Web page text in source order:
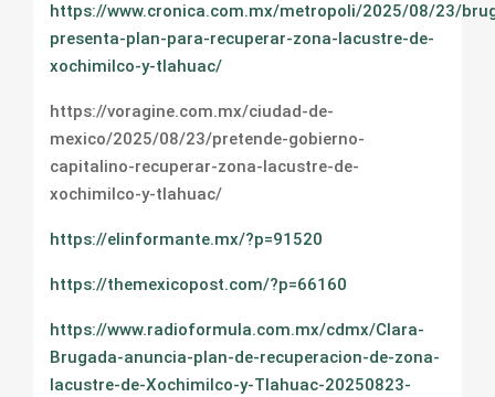
https://www.cronica.com.mx/metropoli/2025/08/23/
presenta-plan-para-recuperar-zona-lacustre-de-
xochimilco-y-tlahuac/
https://voragine.com.mx/ciudad-de-
mexico/2025/08/23/pretende-gobierno-
capitalino-recuperar-zona-lacustre-de-
xochimilco-y-tlahuac/
https://elinformante.mx/?p=91520
https://themexicopost.com/?p=66160
https://www.radioformula.com.mx/cdmx/Clara-
Brugada-anuncia-plan-de-recuperacion-de-zona-
lacustre-de-Xochimilco-y-Tlahuac-20250823-